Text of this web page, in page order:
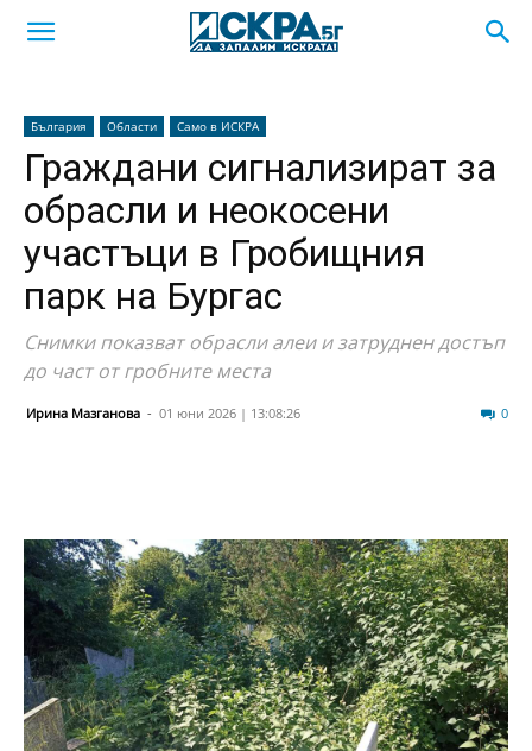
България Области Само в ИСКРА
Граждани сигнализират за
обрасли и неокосени
участъци в Гробищния
парк на Бургас
Снимки показват обрасли алеи и затруднен достъп
до част от гробните места
Ирина Мазганова - 01 юни 2026 | 13:08:26 0